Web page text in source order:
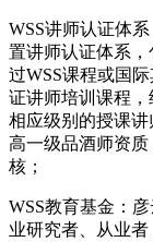
WSS讲师认证体
置讲师认证体系
过WSS课程或国
证讲师培训课程
相应级别的授课
高一级品酒师资
核；
WSS教育基金：
业研究者、从业